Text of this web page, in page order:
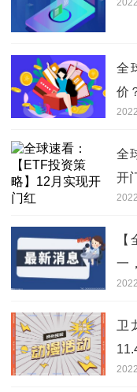
全
价
全
开
一
信
卫